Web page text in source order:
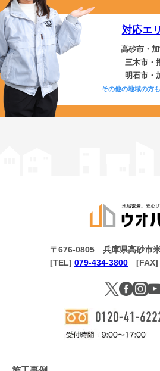
対応エ
高砂市・
三木市・
明石市・
その他の地域の方
〒676-0805 兵庫県高砂市
[TEL] 079-434-3800 [FAX]